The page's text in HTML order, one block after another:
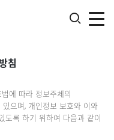
침
에 따라 정보주체의
으며, 개인정보 보호와 이와
도록 하기 위하여 다음과 같이